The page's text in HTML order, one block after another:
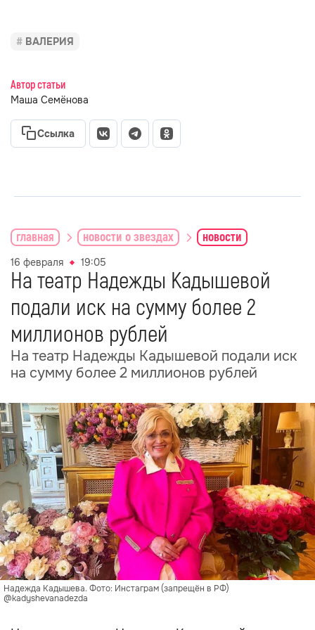
ВАЛЕРИЯ
Автор статьи
Маша Семёнова
Ссылка
главная новости о звездах новости
16 февраля 19:05
На театр Надежды Кадышевой
подали иск на сумму более 2
миллионов рублей
На театр Надежды Кадышевой подали иск
на сумму более 2 миллионов рублей
Надежда Кадышева. Фото: Инстаграм (запрещён в РФ)
@kadyshevanadezda